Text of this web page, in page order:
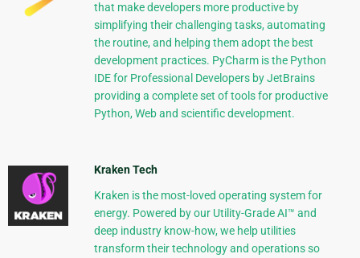
that make developers more productive by
simplifying their challenging tasks, automating
the routine, and helping them adopt the best
development practices. PyCharm is the Python
IDE for Professional Developers by JetBrains
providing a complete set of tools for productive
Python, Web and scientific development.
Kraken Tech
Kraken is the most-loved operating system for
energy. Powered by our Utility-Grade AI™ and
deep industry know-how, we help utilities
transform their technology and operations so